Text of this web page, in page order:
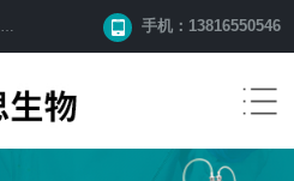
手机：13816550546